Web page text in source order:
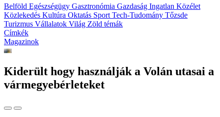
Belföld Egészségügy Gasztronómia Gazdaság Ingatlan Közélet
Közlekedés Kultúra Oktatás Sport Tech-Tudomány Tőzsde
Turizmus Vállalatok Világ Zöld témák
Címkék
Magazinok
Kiderült hogy használják a Volán utasai a
vármegyebérleteket